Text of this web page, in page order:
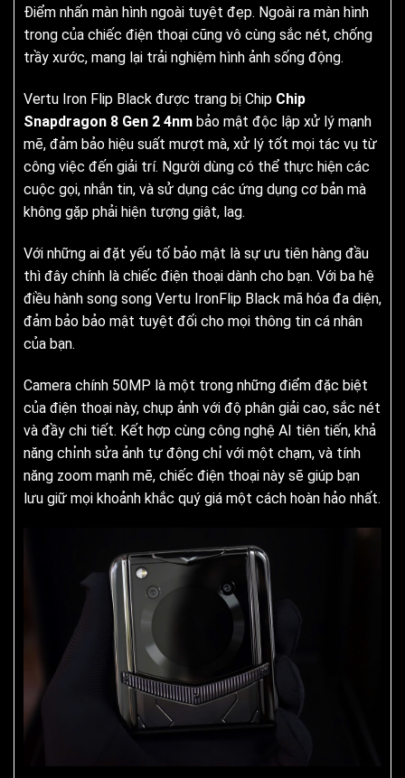
Điểm nhấn màn hình ngoài tuyệt đẹp. Ngoài ra màn hình
trong của chiếc điện thoại cũng vô cùng sắc nét, chống
trầy xước, mang lại trải nghiệm hình ảnh sống động.
Vertu Iron Flip Black được trang bị Chip Chip
Snapdragon 8 Gen 2 4nm bảo mật độc lập xử lý mạnh
mẽ, đảm bảo hiệu suất mượt mà, xử lý tốt mọi tác vụ từ
công việc đến giải trí. Người dùng có thể thực hiện các
cuộc gọi, nhắn tin, và sử dụng các ứng dụng cơ bản mà
không gặp phải hiện tượng giật, lag.
Với những ai đặt yếu tố bảo mật là sự ưu tiên hàng đầu
thì đây chính là chiếc điện thoại dành cho bạn. Với ba hệ
điều hành song song Vertu IronFlip Black mã hóa đa diện,
đảm bảo bảo mật tuyệt đối cho mọi thông tin cá nhân
của bạn.
Camera chính 50MP là một trong những điểm đặc biệt
của điện thoại này, chụp ảnh với độ phân giải cao, sắc nét
và đầy chi tiết. Kết hợp cùng công nghệ AI tiên tiến, khả
năng chỉnh sửa ảnh tự động chỉ với một chạm, và tính
năng zoom mạnh mẽ, chiếc điện thoại này sẽ giúp bạn
lưu giữ mọi khoảnh khắc quý giá một cách hoàn hảo nhất.